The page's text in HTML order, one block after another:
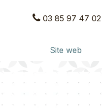
03 85 97 47 02